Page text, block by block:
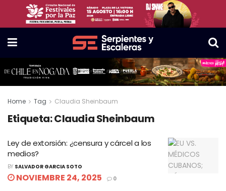
Home Tag Claudia Sheinbaum
Etiqueta:Claudia Sheinbaum
Ley de extorsión: ¿censura y cárcel a los
medios?
BY SALVADOR GARCIA SOTO
NOVIEMBRE 24, 2025 0